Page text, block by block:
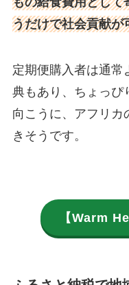
うだけで社会貢献が
定期便購入者は通常
典もあり、ちょっぴ
向こうに、アフリカ
きそうです。
【Warm